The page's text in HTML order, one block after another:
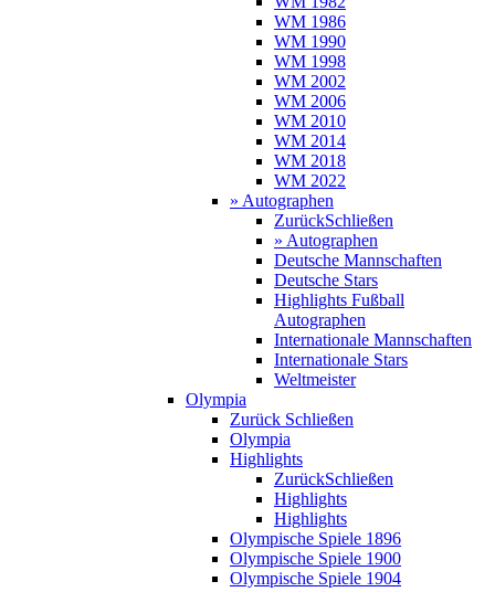
WM 1986
WM 1990
WM 1998
WM 2002
WM 2006
WM 2010
WM 2014
WM 2018
WM 2022
» Autographen
ZurückSchließen
» Autographen
Deutsche Mannschaften
Deutsche Stars
Highlights Fußball
Autographen
Internationale Mannschaften
Internationale Stars
Weltmeister
Olympia
Zurück Schließen
Olympia
Highlights
ZurückSchließen
Highlights
Highlights
Olympische Spiele 1896
Olympische Spiele 1900
Olympische Spiele 1904